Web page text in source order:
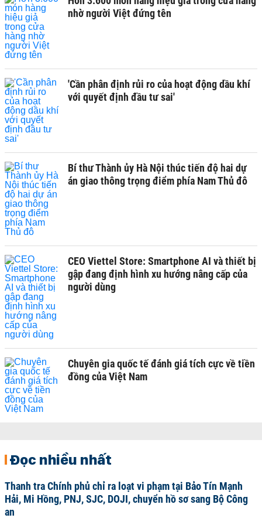
nhờ người Việt đứng tên
'Cần phân định rủi ro của hoạt động dầu khí
với quyết định đầu tư sai'
Bí thư Thành ủy Hà Nội thúc tiến độ hai dự
án giao thông trọng điểm phía Nam Thủ đô
CEO Viettel Store: Smartphone AI và thiết bị
gập đang định hình xu hướng nâng cấp của
người dùng
Chuyên gia quốc tế đánh giá tích cực về tiền
đồng của Việt Nam
Đọc nhiều nhất
Thanh tra Chính phủ chỉ ra loạt vi phạm tại Bảo Tín Mạnh
Hải, Mi Hồng, PNJ, SJC, DOJI, chuyển hồ sơ sang Bộ Công
an